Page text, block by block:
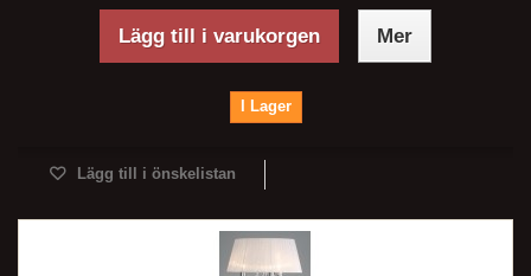
Lägg till i varukorgen Mer
I Lager
Lägg till i önskelistan